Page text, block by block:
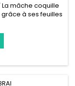
mâche coquille
à ses feuilles
Elle s’adapte
Vous
des épinards ou
veillez à ne pas